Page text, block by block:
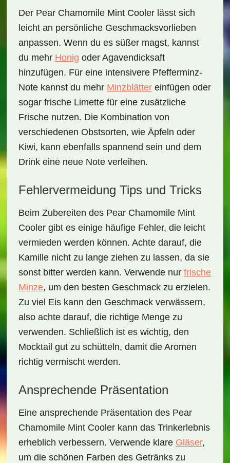
Der Pear Chamomile Mint Coolerlässt sich
leicht an persönliche Geschmacksvorlieben
anpassen. Wenn du es süßer magst, kannst
du mehr Honig oder Agavendicksaft
hinzufügen. Für eine intensivere Pfefferminz-
Note kannst du mehr Minzblättereinfügen oder
sogar frische Limette für eine zusätzliche
Frische nutzen. Die Kombination von
verschiedenen Obstsorten, wie Äpfeln oder
Kiwi, kann ebenfalls spannend sein und dem
Drink eine neue Note verleihen.
Fehlervermeidung Tips und Tricks
Beim Zubereiten des Pear Chamomile Mint
Coolergibt es einige häufige Fehler, die leicht
vermieden werden können. Achte darauf, die
Kamille nicht zu lange ziehen zu lassen, da sie
sonst bitter werden kann. Verwende nur frische
Minze, um den besten Geschmack zu erzielen.
Zu viel Eis kann den Geschmack verwässern,
also achte darauf, die richtige Menge zu
verwenden. Schließlich ist es wichtig, den
Mocktail gut zu schütteln, damit die Aromen
richtig vermischt werden.
Ansprechende Präsentation
Eine ansprechende Präsentation des Pear
Chamomile Mint Coolerkann das Trinkerlebnis
erheblich verbessern. Verwende klare Gläser,
um die schönen Farben des Getränks zu